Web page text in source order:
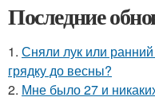
Последние
1. Сняли лук или
грядку до весны?
2. Мне было 27 и